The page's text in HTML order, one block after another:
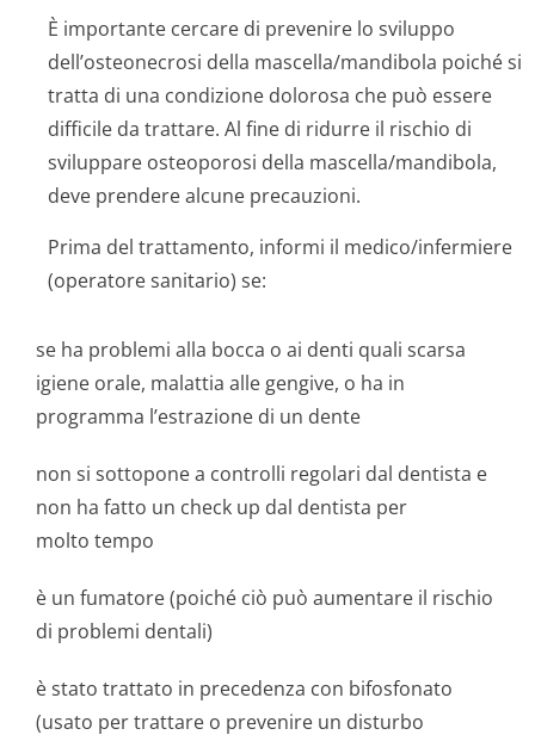
È importante cercare di prevenire lo sviluppo
dell’osteonecrosi della mascella/mandibola poiché si
tratta di una condizione dolorosa che può essere
difficile da trattare. Al fine di ridurre il rischio di
sviluppare osteoporosi della mascella/mandibola,
deve prendere alcune precauzioni.
Prima del trattamento, informi il medico/infermiere
(operatore sanitario) se:
se ha problemi alla bocca o ai denti quali scarsa
igiene orale, malattia alle gengive, o ha in
programma l’estrazione di un dente
non si sottopone a controlli regolari dal dentista e
non ha fatto un check up dal dentista per
molto tempo
è un fumatore (poiché ciò può aumentare il rischio
di problemi dentali)
è stato trattato in precedenza con bifosfonato
(usato per trattare o prevenire un disturbo